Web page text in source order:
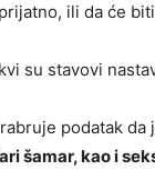
ili da će
su stavovi
podatak
šamar, kao i